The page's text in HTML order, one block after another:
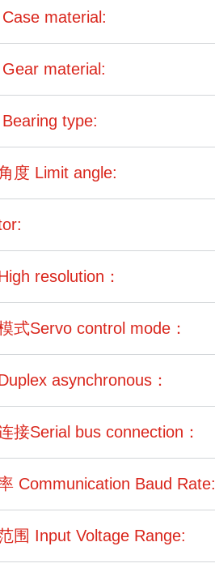
material:
material:
type:
度 Limit angle:
resolution：
式Servo control mode：
asynchronous：
接Serial bus connection：
Communication Baud Rate:
围 Input Voltage Range: